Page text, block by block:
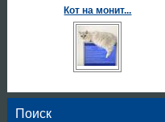
Кот на монит...
Поиск